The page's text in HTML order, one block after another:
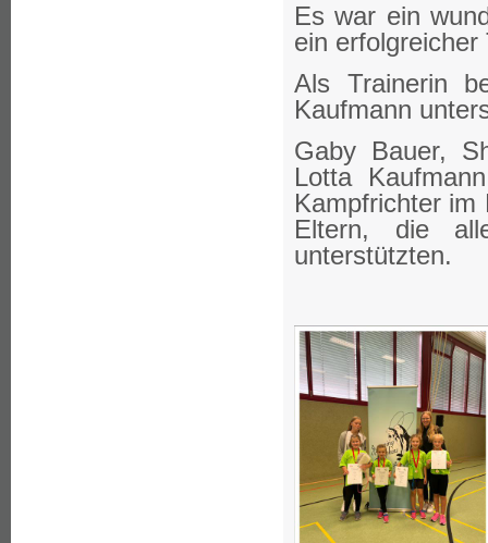
Es war ein
ein erfolgreicher
Als Trainerin
Kaufmann
Gaby Bauer,
Lotta
Kampfrichter im
Eltern, die
unterstützten.